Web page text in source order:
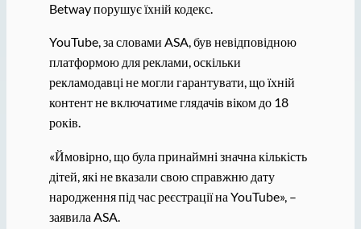
Betway порушує їхній кодекс.
YouTube, за словами ASA, був невідповідною
платформою для реклами, оскільки
рекламодавці не могли гарантувати, що їхній
контент не включатиме глядачів віком до 18
років.
«Ймовірно, що була принаймні значна кількість
дітей, які не вказали свою справжню дату
народження під час реєстрації на YouTube», –
заявила ASA.